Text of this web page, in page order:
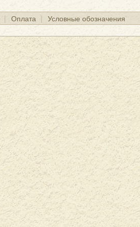
Оплата Условные обозначения